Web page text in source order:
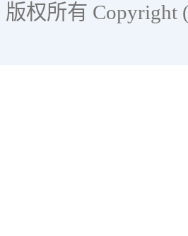
版权所有 Copyright